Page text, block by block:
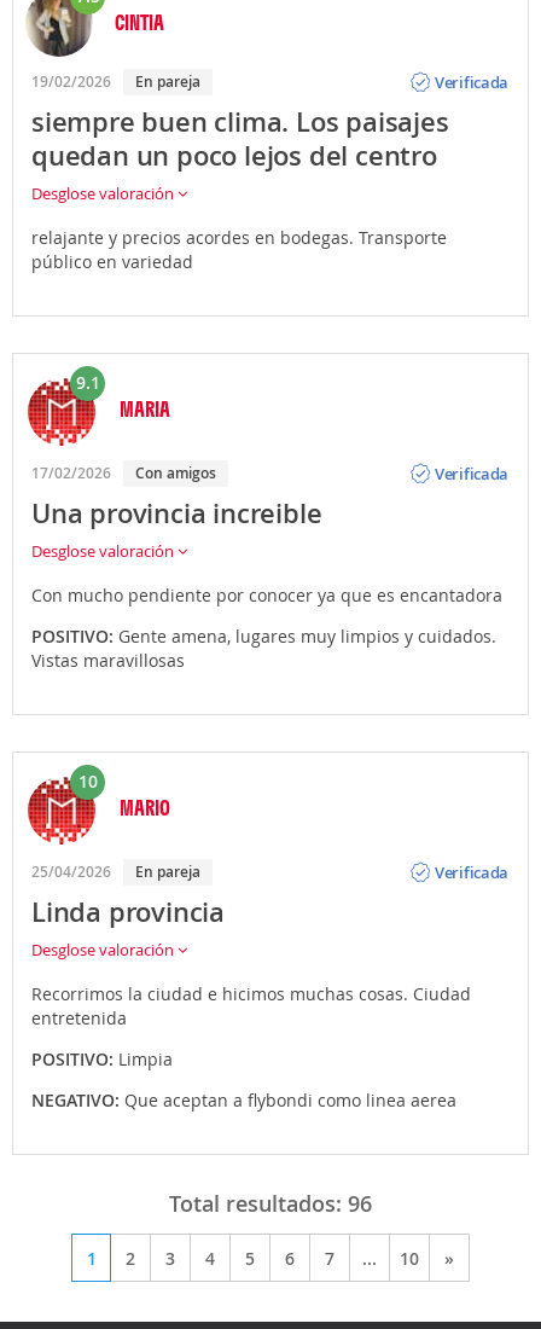
CINTIA
19/02/2026 En pareja
Verificada
siempre buen clima. Los paisajes
quedan un poco lejos del centro
Desglose valoración
relajante y precios acordes en bodegas. Transporte
público en variedad
9.1
MARIA
17/02/2026 Con amigos
Verificada
Una provincia increible
Desglose valoración
Con mucho pendiente por conocer ya que es encantadora
POSITIVO: Gente amena, lugares muy limpios y cuidados.
Vistas maravillosas
10
MARIO
25/04/2026 En pareja
Verificada
Linda provincia
Desglose valoración
Recorrimos la ciudad e hicimos muchas cosas. Ciudad
entretenida
POSITIVO: Limpia
NEGATIVO: Que aceptan a flybondi como linea aerea
Total resultados: 96
1 2 3 4 5 6 7 ... 10 »